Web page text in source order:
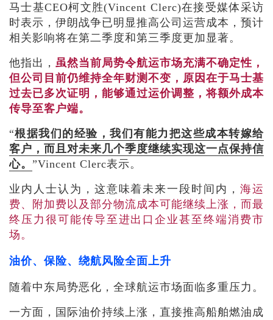
马士基CEO柯文胜(Vincent Clerc)在接受媒体采访
时表示，伊朗战争已明显推高公司运营成本，预计
相关影响将在第二季度和第三季度更加显著。
他指出， 虽然当前局势令航运市场充满不确定性，
但公司目前仍维持全年财测不变，原因在于马士基
过去已多次证明，能够通过运价调整，将额外成本
传导至客户端。
“根据我们的经验，我们有能力把这些成本转嫁给
客户，而且对未来几个季度继续实现这一点保持信
心。 ”Vincent Clerc表示。
业内人士认为，这意味着未来一段时间内，海运
费、附加费以及部分物流成本可能继续上涨，而最
终压力很可能传导至进出口企业甚至终端消费市
场。
油价、保险、绕航风险全面上升
随着中东局势恶化，全球航运市场面临多重压力。
一方面，国际油价持续上涨，直接推高船舶燃油成